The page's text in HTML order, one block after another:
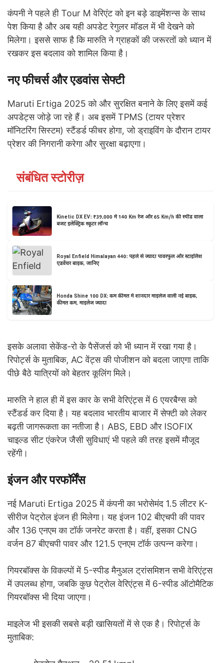
कंपनी ने पहले ही Tour M वेरिएंट को इन बड़े डाइमेंशन्स के साथ
पेश किया है और अब यही अपडेट रेगुलर मॉडल में भी देखने को
मिलेगा। इससे साफ है कि मारुति ने ग्राहकों की जरूरतों को ध्यान में
रखकर इस बदलाव को शामिल किया है।
नए फीचर्स और एडवांस सेफ्टी
Maruti Ertiga 2025 को और सुरक्षित बनाने के लिए इसमें कई
अपडेट्स जोड़े जा रहे हैं। अब इसमें TPMS (टायर प्रेशर
मॉनिटरिंग सिस्टम) स्टैंडर्ड फीचर होगा, जो ड्राइविंग के दौरान टायर
प्रेशर की निगरानी करेगा और सुरक्षा बढ़ाएगा।
संबंधित स्टोरीज़
Kinetic DX EV: ₹39,000 में 140 Km रेंज और 65 Km/h की स्पीड वाला
बजट इलेक्ट्रिक स्कूटर लॉन्च
Royal Enfield Himalayan 440: पहले से ज्यादा पावरफुल और स्टाइलिश
एडवेंचर बाइक, जानिए
Honda Shine 100 DX: कम कीमत में शानदार माइलेज वाली नई बाइक,
कीमत कम, माइलेज ज्यादा
इसके अलावा सेकेंड-रो के पैसेंजर्स को भी ध्यान में रखा गया है।
रिपोर्ट्स के मुताबिक, AC वेंट्स की पोजीशन को बदला जाएगा ताकि
पीछे बैठे यात्रियों को बेहतर कूलिंग मिले।
मारुति ने हाल ही में इस कार के सभी वेरिएंट्स में 6 एयरबैग्स को
स्टैंडर्ड कर दिया है। यह बदलाव भारतीय बाजार में सेफ्टी को लेकर
बढ़ती जागरूकता का नतीजा है। ABS, EBD और ISOFIX
चाइल्ड सीट एंकरेज जैसी सुविधाएं भी पहले की तरह इसमें मौजूद
रहेंगी।
इंजन और परफॉर्मेंस
नई Maruti Ertiga 2025 में कंपनी का भरोसेमंद 1.5 लीटर K-
सीरीज पेट्रोल इंजन ही मिलेगा। यह इंजन 102 बीएचपी की पावर
और 136 एनएम का टॉर्क जनरेट करता है। वहीं, इसका CNG
वर्जन 87 बीएचपी पावर और 121.5 एनएम टॉर्क उत्पन्न करेगा।
गियरबॉक्स के विकल्पों में 5-स्पीड मैनुअल ट्रांसमिशन सभी वेरिएंट्स
में उपलब्ध होगा, जबकि कुछ पेट्रोल वेरिएंट्स में 6-स्पीड ऑटोमैटिक
गियरबॉक्स भी दिया जाएगा।
माइलेज भी इसकी सबसे बड़ी खासियतों में से एक है। रिपोर्ट्स के
मुताबिक: